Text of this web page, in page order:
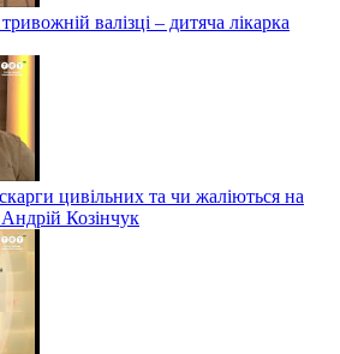
валізці – дитяча лікарка
цивільних та чи жаліються на
Козінчук